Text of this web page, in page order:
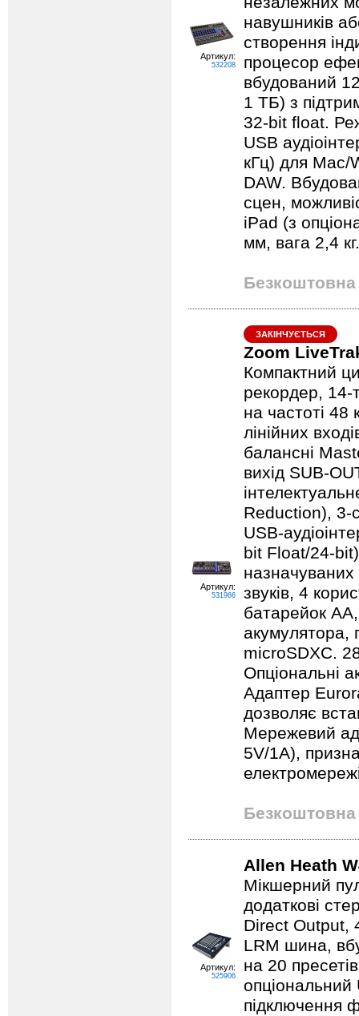
Артикул:
532208
навушників
створення
процесор
вбудований
1 ТБ) з
32-bit float.
USB
кГц) для Mac/
DAW.
сцен,
iPad (з
мм, вага 2,4 кг.
Безкоштовна
Артикул:
531966
ЗАКІНЧУЄТЬСЯ
Zoom
Компактний
рекордер, 14-
на частоті
лінійних
балансні
вихід SUB-
Reduction), 3-
USB-
bit Float/24-
назначуваних
звуків, 4
батарейок
акумулятора,
microSDXC.
Опціональні
Адаптер
дозволяє
Мережевий
5V/1A),
Безкоштовна
Артикул:
525906
Allen Heath
Мікшерний
додаткові
Direct Output,
LRM шина,
на 20
підключення